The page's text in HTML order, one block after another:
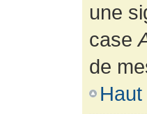
une
case
de
Haut